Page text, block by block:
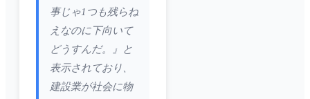
事じゃ1つも残らね
えなのに下向いて
どうすんだ。』と
表示されており、
建設業が社会に物